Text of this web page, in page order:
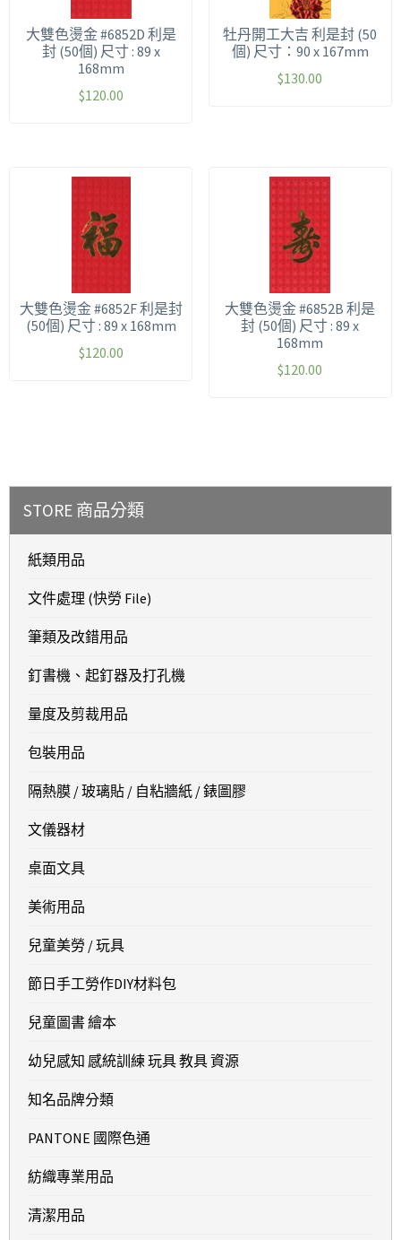
大雙色燙金 #6852D 利是
封 (50個) 尺寸 : 89 x
168mm
$120.00
牡丹開工大吉 利是封 (50
個) 尺寸：90 x 167mm
$130.00
大雙色燙金 #6852F 利是封
(50個) 尺寸 : 89 x 168mm
$120.00
大雙色燙金 #6852B 利是
封 (50個) 尺寸 : 89 x
168mm
$120.00
STORE 商品分類
紙類用品
文件處理 (快勞 File)
筆類及改錯用品
釘書機、起釘器及打孔機
量度及剪裁用品
包裝用品
隔熱膜 / 玻璃貼 / 自粘牆紙 / 錶圖膠
文儀器材
桌面文具
美術用品
兒童美勞 / 玩具
節日手工勞作DIY材料包
兒童圖書 繪本
幼兒感知 感統訓練 玩具 教具 資源
知名品牌分類
PANTONE 國際色通
紡織專業用品
清潔用品